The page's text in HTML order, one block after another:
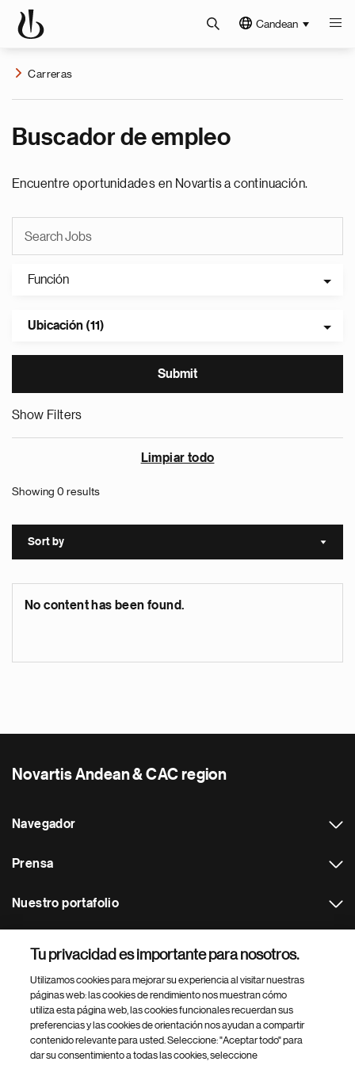
Candean
Carreras
Buscador de empleo
Encuentre oportunidades en Novartis a continuación.
Función
Ubicación (11)
Show Filters
Limpiar todo
Showing 0 results
Sort by Sort
No content has been found.
Novartis Andean & CAC region
Navegador
Prensa
Nuestro portafolio
Footer Site Search
Tu privacidad es importante para nosotros.
Utilizamos cookies para mejorar su experiencia al visitar nuestras
páginas web: las cookies de rendimiento nos muestran cómo
utiliza esta página web, las cookies funcionales recuerdan sus
preferencias y las cookies de orientación nos ayudan a compartir
contenido relevante para usted. Seleccione: "Aceptar todo" para
dar su consentimiento a todas las cookies, seleccione